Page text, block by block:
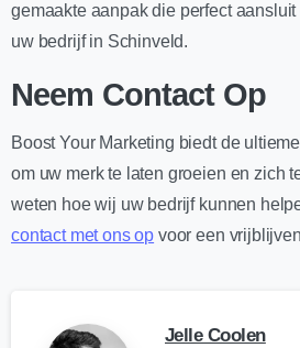
gemaakte aanpak die perfect
uw bedrijf in Schinveld.
Neem Contact Op
Boost Your Marketing biedt de
om uw merk te laten groeien en zich
weten hoe wij uw bedrijf kunnen
contact met ons op voor een
Jelle Coolen